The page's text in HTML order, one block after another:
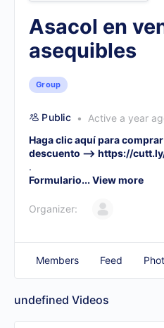
Asacol en
asequibles
Group
Public
Active a year
Haga clic aquí para
descuento –> https://
.
Formulario... View more
Organizer:
Members Feed
undefined Videos